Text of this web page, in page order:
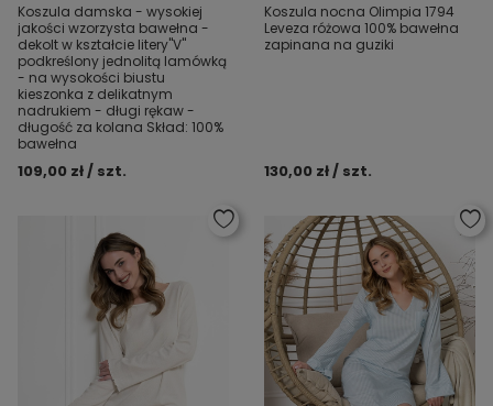
Koszula damska - wysokiej
jakości wzorzysta bawełna -
dekolt w kształcie litery"V"
podkreślony jednolitą lamówką
- na wysokości biustu
kieszonka z delikatnym
nadrukiem - długi rękaw -
długość za kolana Skład: 100%
bawełna
109,00 zł / szt.
Koszula nocna Olimpia 1794
Leveza różowa 100% bawełna
zapinana na guziki
130,00 zł / szt.